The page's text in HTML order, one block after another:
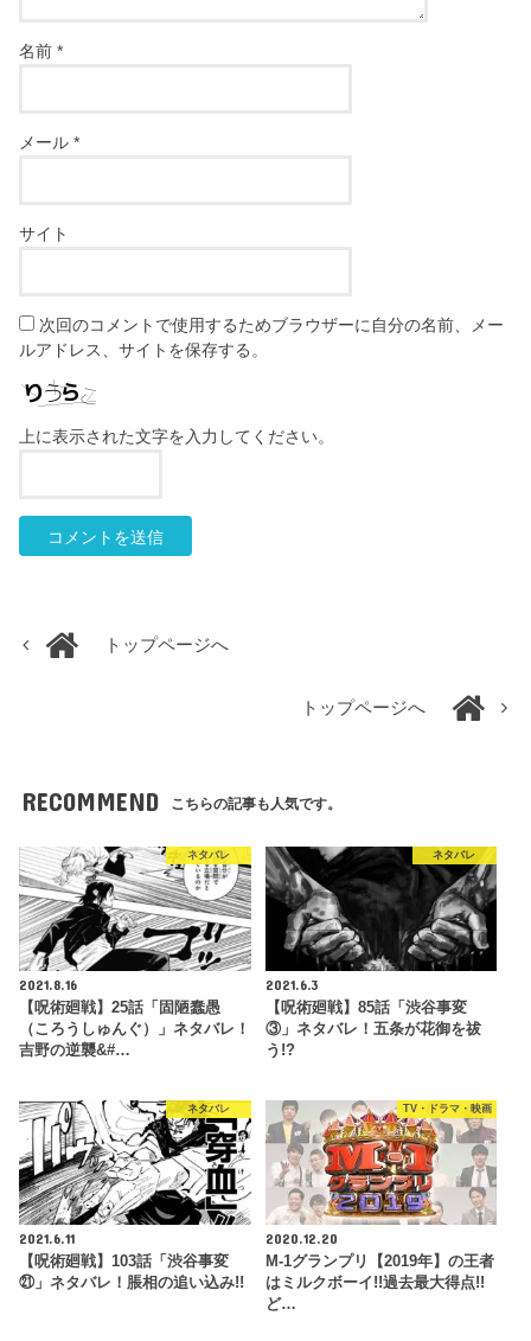
名前*
メール*
サイト
次回のコメントで使用するためブラウザーに自分の名前、メー
ルアドレス、サイトを保存する。
上に表示された文字を入力してください。
トップページへ
トップページへ
RECOMMEND こちらの記事も人気です。
ネタバレ
2021.8.16
【呪術廻戦】25話「固陋蠢愚
（ころうしゅんぐ）」ネタバレ！
吉野の逆襲&#…
ネタバレ
2021.6.3
【呪術廻戦】85話「渋谷事変
③」ネタバレ！五条が花御を祓
う!?
ネタバレ
2021.6.11
【呪術廻戦】103話「渋谷事変
㉑」ネタバレ！脹相の追い込み!!
TV・ドラマ・映画
2020.12.20
M-1グランプリ【2019年】の王者
はミルクボーイ!!過去最大得点!!
ど…